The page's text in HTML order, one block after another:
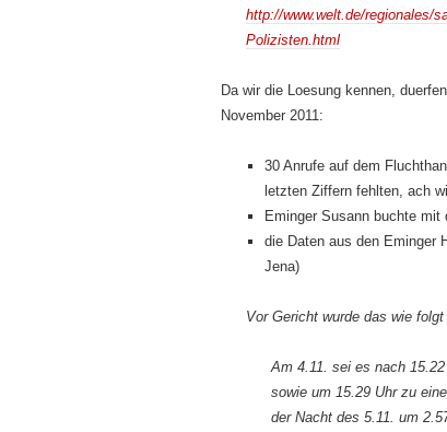
http://www.welt.de/regionales/
Polizisten.html
Da wir die Loesung kennen,
November 2011:
30 Anrufe auf dem
letzten Ziffern fehlten, ach
Eminger Susann buchte mit
die Daten aus den Eminger
Jena)
Vor Gericht wurde das wie
Am 4.11. sei es nach
sowie um 15.29 Uhr zu
der Nacht des 5.11. um